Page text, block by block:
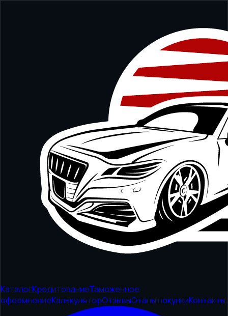
КаталогКредитованиеТаможенное
оформлениеКалькуляторОтзывыЭтапы покупкиКонтакты